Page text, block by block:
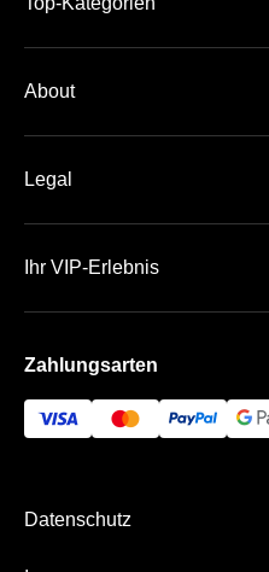
DFB-Pokal
About
Team
Legal
Ihr VIP-Erlebnis
Zahlungsarten
Datenschutz